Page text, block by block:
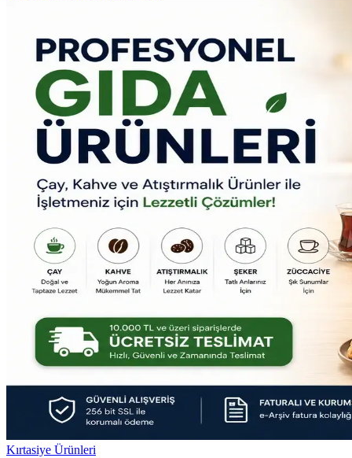
Kırtasiye Ürünleri